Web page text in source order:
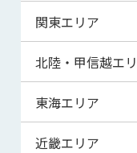
北海道
青森県
宮城県
関東エリア
東京都
神奈川県
埼玉県
北陸・甲信越エ
新潟県
富山県
東海エリア
岐阜県
近畿エリア